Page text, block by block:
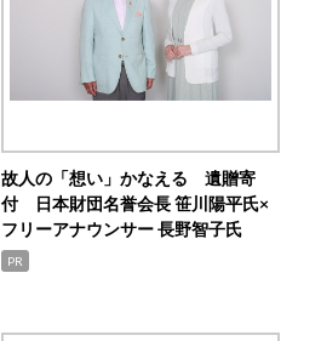
故人の「想い」かなえる 遺贈寄
付 日本財団名誉会長 笹川陽平氏×
フリーアナウンサー 長野智子氏
PR